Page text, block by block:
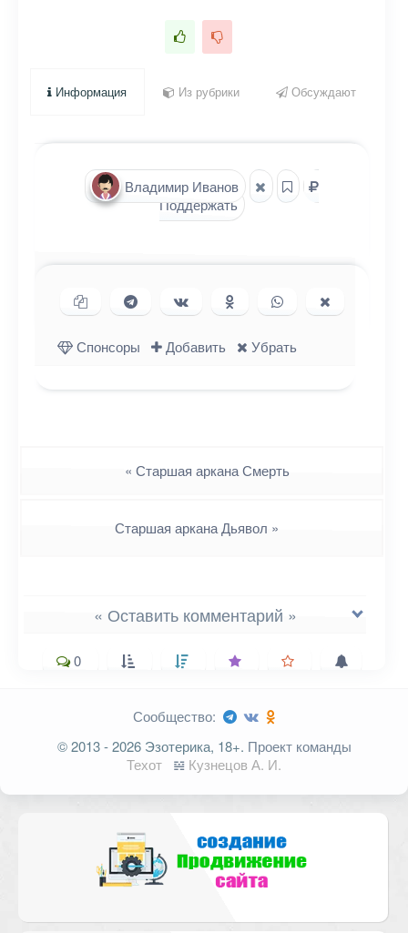
Информация Из рубрики Обсуждают
Владимир Иванов
Поддержать
Копировать ссылку
Поделиться в Telegram
Поделиться ВКонтакте
Поделиться в
Одноклассниках
Поделиться в
WhatsApp
в X (Twitter)
Спонсоры
Добавить Убрать
« Старшая аркана Смерть
Старшая аркана Дьявол »
« Оставить комментарий »
Ваш адрес email не будет
опубликован.
Обязательные поля
Комментарий
0
Сообщество:
© 2013 - 2026 Эзотерика, 18+. Проект команды
Техот
𝌴 Кузнецов А. И.